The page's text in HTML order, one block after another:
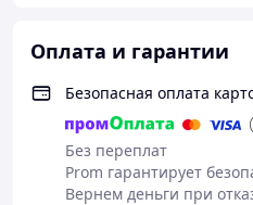
Оплата и гарантии
Безопасная оплата
Без переплат
Prom гарантирует
Вернем деньги при